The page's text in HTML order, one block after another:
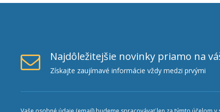
Najdôležitejšie novinky priamo na
Získajte zaujímavé informácie vždy medzi prvými